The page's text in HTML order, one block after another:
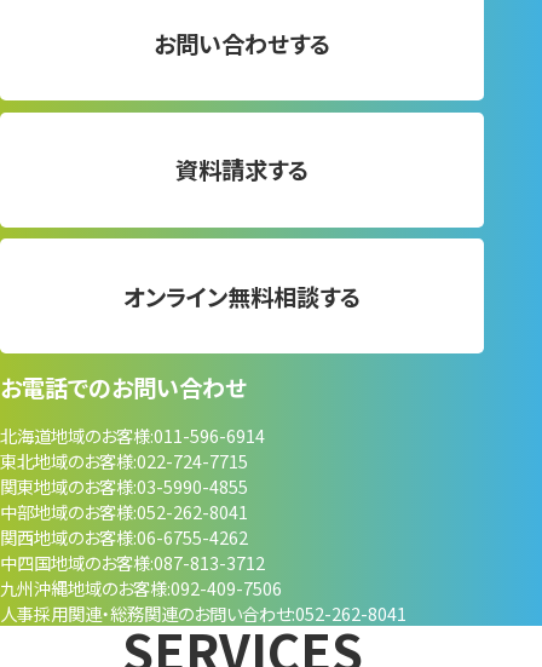
お問い合わせする
資料請求する
オンライン無料相談する
お電話でのお問い合わせ
北海道地域のお客様011-596-6914
東北地域のお客様022-724-7715
関東地域のお客様03-5990-4855
中部地域のお客様052-262-8041
関西地域のお客様06-6755-4262
中四国地域のお客様087-813-3712
九州沖縄地域のお客様092-409-7506
人事採用関連・総務関連のお問い合わせ052-262-8041